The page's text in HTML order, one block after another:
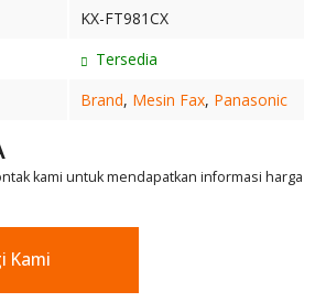
KX-FT981CX
Tersedia
Brand, Mesin Fax, Panasonic
kami untuk mendapatkan informasi harga
Kami